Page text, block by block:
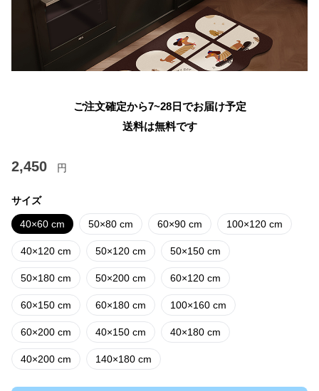
ご注文確定から7~28日でお届け予定
送料は無料です
2,450 円
サイズ
40×60 cm 50×80 cm 60×90 cm 100×120 cm
40×120 cm 50×120 cm 50×150 cm
50×180 cm 50×200 cm 60×120 cm
60×150 cm 60×180 cm 100×160 cm
60×200 cm 40×150 cm 40×180 cm
40×200 cm 140×180 cm